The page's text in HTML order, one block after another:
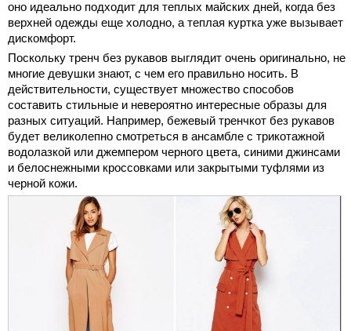
оно идеально подходит для теплых майских дней, когда без
верхней одежды еще холодно, а теплая куртка уже вызывает
дискомфорт.
Поскольку тренч без рукавов выглядит очень оригинально, не
многие девушки знают, с чем его правильно носить. В
действительности, существует множество способов
составить стильные и невероятно интересные образы для
разных ситуаций. Например, бежевый тренчкот без рукавов
будет великолепно смотреться в ансамбле с трикотажной
водолазкой или джемпером черного цвета, синими джинсами
и белоснежными кроссовками или закрытыми туфлями из
черной кожи.